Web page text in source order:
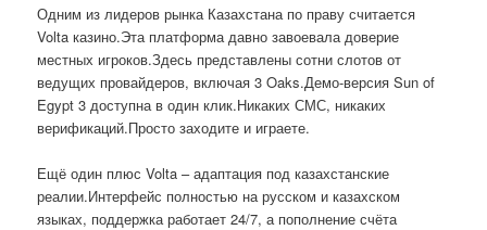
Одним из лидеров рынка Казахстана по праву считается
Volta казино.Эта платформа давно завоевала доверие
местных игроков.Здесь представлены сотни слотов от
ведущих провайдеров, включая 3 Oaks.Демо-версия Sun of
Egypt 3 доступна в один клик.Никаких СМС, никаких
верификаций.Просто заходите и играете.
Ещё один плюс Volta – адаптация под казахстанские
реалии.Интерфейс полностью на русском и казахском
языках, поддержка работает 24/7, а пополнение счёта